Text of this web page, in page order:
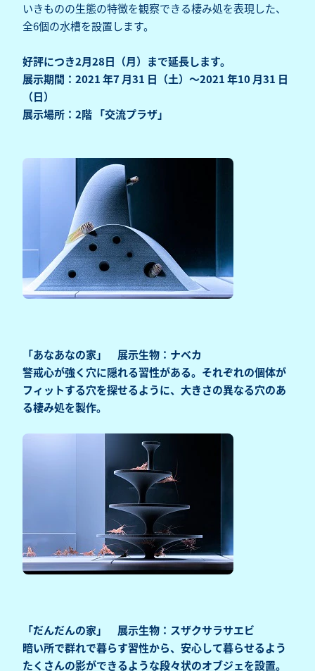
いきものの生態の特徴を観察できる棲み処を表現した、
全6個の水槽を設置します。
好評につき2月28日（月）まで延長します。
展示期間：2021 年7 月31 日（土）～2021 年10 月31 日
（日）
展示場所：2階 「交流プラザ」
「あなあなの家」 展示生物：ナベカ
警戒心が強く穴に隠れる習性がある。それぞれの個体が
フィットする穴を探せるように、大きさの異なる穴のあ
る棲み処を製作。
「だんだんの家」 展示生物：スザクサラサエビ
暗い所で群れで暮らす習性から、安心して暮らせるよう
たくさんの影ができるような段々状のオブジェを設置。